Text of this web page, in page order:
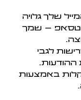
שלך גלויה
– שמך
לגבי
ההודעות.
באמצעות